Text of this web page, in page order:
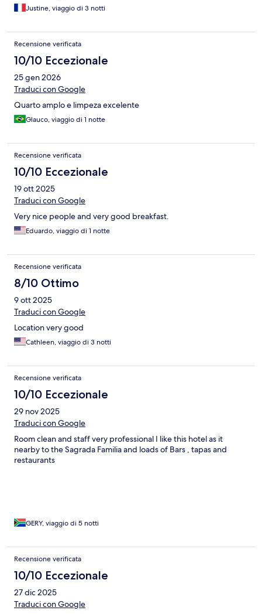
Justine, viaggio di 3 notti
Recensione verificata
10/10 Eccezionale
25 gen 2026
Traduci con Google
Quarto amplo e limpeza excelente
Glauco, viaggio di 1 notte
Recensione verificata
10/10 Eccezionale
19 ott 2025
Traduci con Google
Very nice people and very good breakfast.
Eduardo, viaggio di 1 notte
Recensione verificata
8/10 Ottimo
9 ott 2025
Traduci con Google
Location very good
Cathleen, viaggio di 3 notti
Recensione verificata
10/10 Eccezionale
29 nov 2025
Traduci con Google
Room clean and staff very professional I like this hotel as it
nearby to the Sagrada Familia and loads of Bars , tapas and
restaurants
GERY, viaggio di 5 notti
Recensione verificata
10/10 Eccezionale
27 dic 2025
Traduci con Google